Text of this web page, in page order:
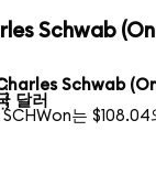
Schwab
Schwab
달러
SCHWon는 $108.04